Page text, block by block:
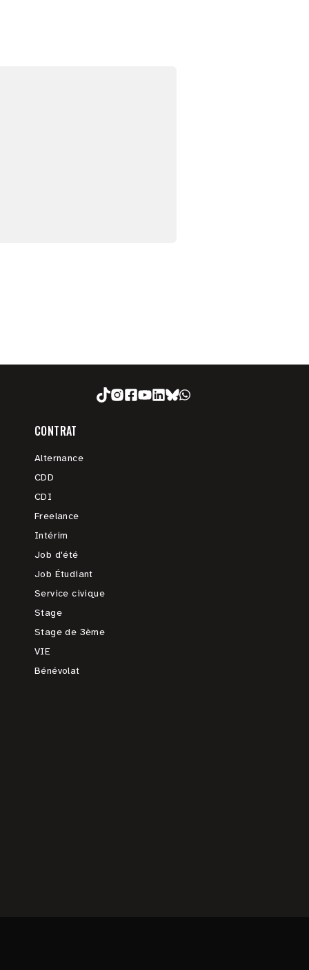
CONTRAT
Alternance
CDD
CDI
Freelance
Intérim
Job d'été
Job Étudiant
Service civique
Stage
Stage de 3ème
VIE
Bénévolat